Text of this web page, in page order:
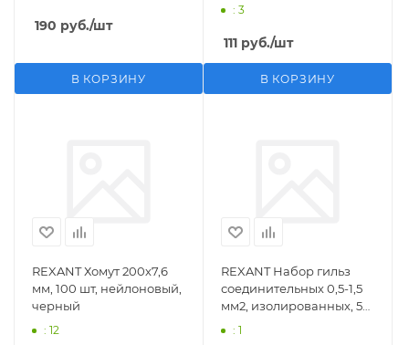
190 руб./шт
В КОРЗИНУ
: 3
111 руб./шт
В КОРЗИНУ
REXANT Хомут 200х7,6
мм, 100 шт, нейлоновый,
черный
: 12
REXANT Набор гильз
соединительных 0,5-1,5
мм2, изолированных, 5
: 1